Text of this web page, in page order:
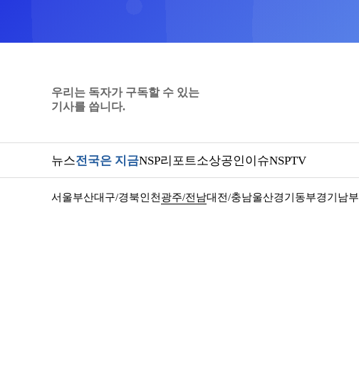
우리는 독자가 구독할 수 있는
기사를 씁니다.
뉴스전국은 지금NSP리포트소상공인이슈NSPTV
서울부산대구/경북인천 광주/전남대전/충남울산경기동부경기남부